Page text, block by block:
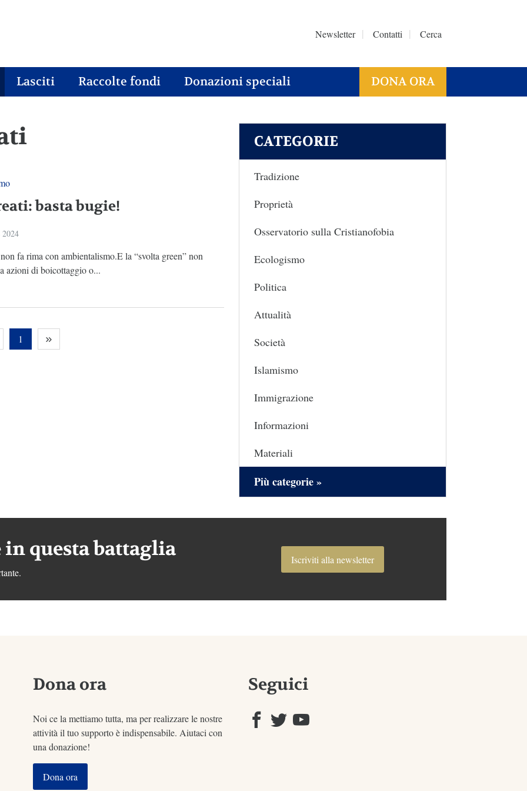
Newsletter Contatti Cerca
Lasciti Raccolte fondi Donazioni speciali DONA ORA
basta bugie!
fa rima con ambientalismo.E la “svolta green” non
azioni di boicottaggio o...
1
CATEGORIE
Tradizione
Proprietà
Osservatorio sulla Cristianofobia
Ecologismo
Politica
Attualità
Società
Islamismo
Immigrazione
Informazioni
Materiali
Più categorie »
questa battaglia Iscriviti alla newsletter
Dona ora
Noi ce la mettiamo tutta, ma per realizzare le nostre
attività il tuo supporto è indispensabile. Aiutaci con
una donazione!
Dona ora
Seguici